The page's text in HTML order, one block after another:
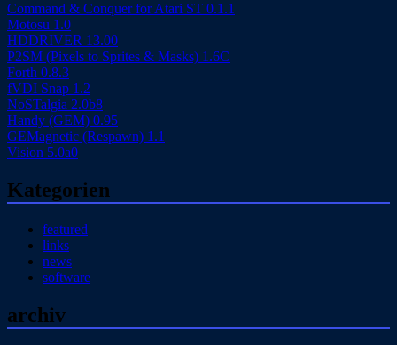
Command & Conquer for Atari ST 0.1.1
Motosu 1.0
HDDRIVER 13.00
P2SM (Pixels to Sprites & Masks) 1.6C
Forth 0.8.3
fVDI Snap 1.2
NoSTalgia 2.0b8
Handy (GEM) 0.95
GEMagnetic (Respawn) 1.1
Vision 5.0a0
Kategorien
featured
links
news
software
archiv